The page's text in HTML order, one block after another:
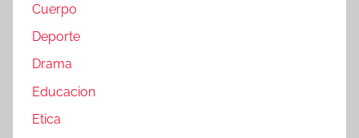
Cuerpo
Deporte
Drama
Educacion
Etica